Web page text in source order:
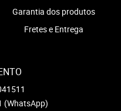
Garantia dos produtos
Fretes e Entrega
(WhatsApp)